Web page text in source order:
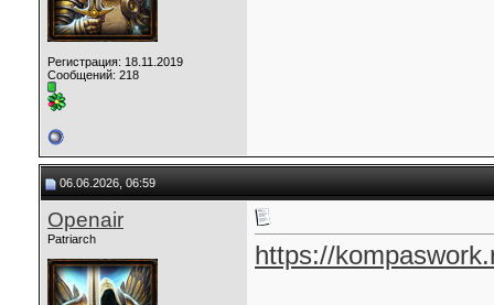
Регистрация: 18.11.2019
Сообщений: 218
06.06.2026, 06:59
Openair
Patriarch
https://